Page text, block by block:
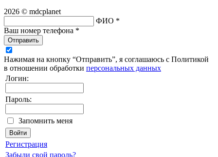
2026 © mdcplanet
ФИО *
Ваш номер телефона *
Отправить
Нажимая на кнопку “Отправить”, я соглашаюсь с Политикой
в отношении обработки персональных данных
Логин:
Пароль:
Запомнить меня
Регистрация
Забыли свой пароль?